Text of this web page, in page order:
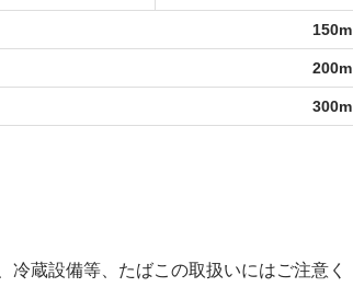
150m
200m
300m
蔵設備等、たばこの取扱いにはご注意く